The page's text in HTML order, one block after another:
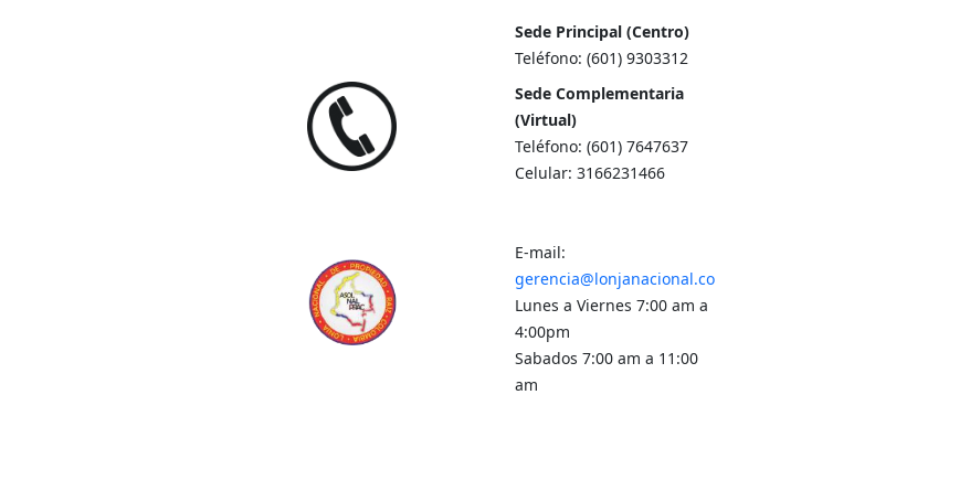
Sede Principal (Centro)
Teléfono: (601) 9303312
Sede Complementaria
(Virtual)
Teléfono: (601) 7647637
Celular: 3166231466
E-mail:
gerencia@lonjanacional.co
Lunes a Viernes 7:00 am a
4:00pm
Sabados 7:00 am a 11:00
am